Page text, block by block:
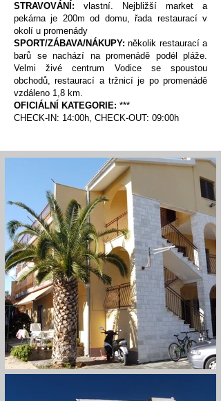
STRAVOVÁNÍ: vlastní. Nejbližší market a
pekárna je 200m od domu, řada restaurací v
okolí u promenády
SPORT/ZÁBAVA/NÁKUPY: několik restaurací a
barů se nachází na promenádě podél pláže.
Velmi živé centrum Vodice se spoustou
obchodů, restaurací a tržnicí je po promenádě
vzdáleno 1,8 km.
OFICIÁLNÍ KATEGORIE: ***
CHECK-IN: 14:00h, CHECK-OUT: 09:00h